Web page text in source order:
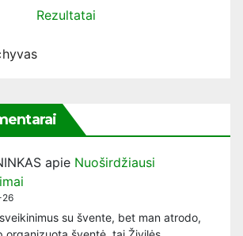
Rezultatai
apie Nuoširdžiausi
su švente, bet man atrodo,